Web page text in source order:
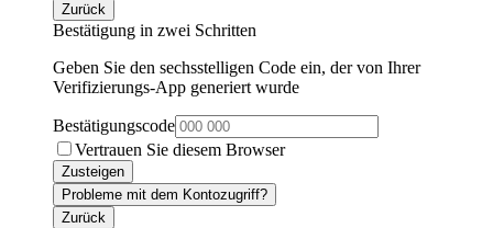
Zurück
Bestätigung in zwei Schritten
Geben Sie den sechsstelligen Code ein, der von Ihrer
Verifizierungs-App generiert wurde
Bestätigungscode
Vertrauen Sie diesem Browser
Zusteigen
Probleme mit dem Kontozugriff?
Zurück